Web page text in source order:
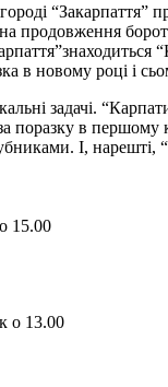
продовження
в новому році і
задачі.
поразку в першому
І, нарешті,
15.00
о 13.00